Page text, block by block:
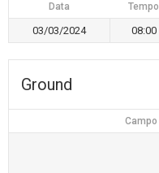
Data Tempo
03/03/2024 08:00
Ground
Campo